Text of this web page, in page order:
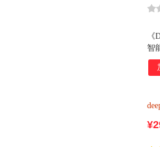
智
者
。
的